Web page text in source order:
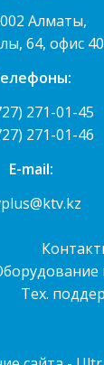
Алматы,
64, офис
271-01-45
271-01-46
E-mail:
Тех.